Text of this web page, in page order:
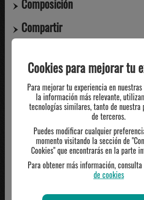
Composición
Compartir
TE PUEDE
Cookies para mejorar tu
Para mejorar tu experiencia en
la información más relevante,
tecnologías similares, tanto de nuestra
de terceros.
Puedes modificar cualquier
momento visitando la sección de
Cookies" que encontrarás en la parte
Para obtener más información,
de cookies